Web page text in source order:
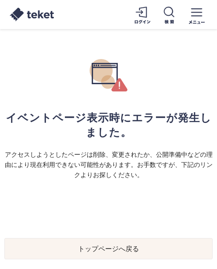
イベントページ表示時にエラーが発生し
ました。
アクセスしようとしたページは削除、変更されたか、公開準備中などの理
由により現在利用できない可能性があります。お手数ですが、下記のリン
クよりお探しください。
トップページへ戻る